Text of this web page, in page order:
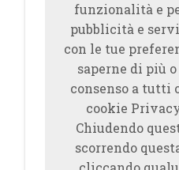
funzionalità e
pubblicità e
con le tue
saperne di più
consenso a tutti
cookie
Chiudendo
scorrendo